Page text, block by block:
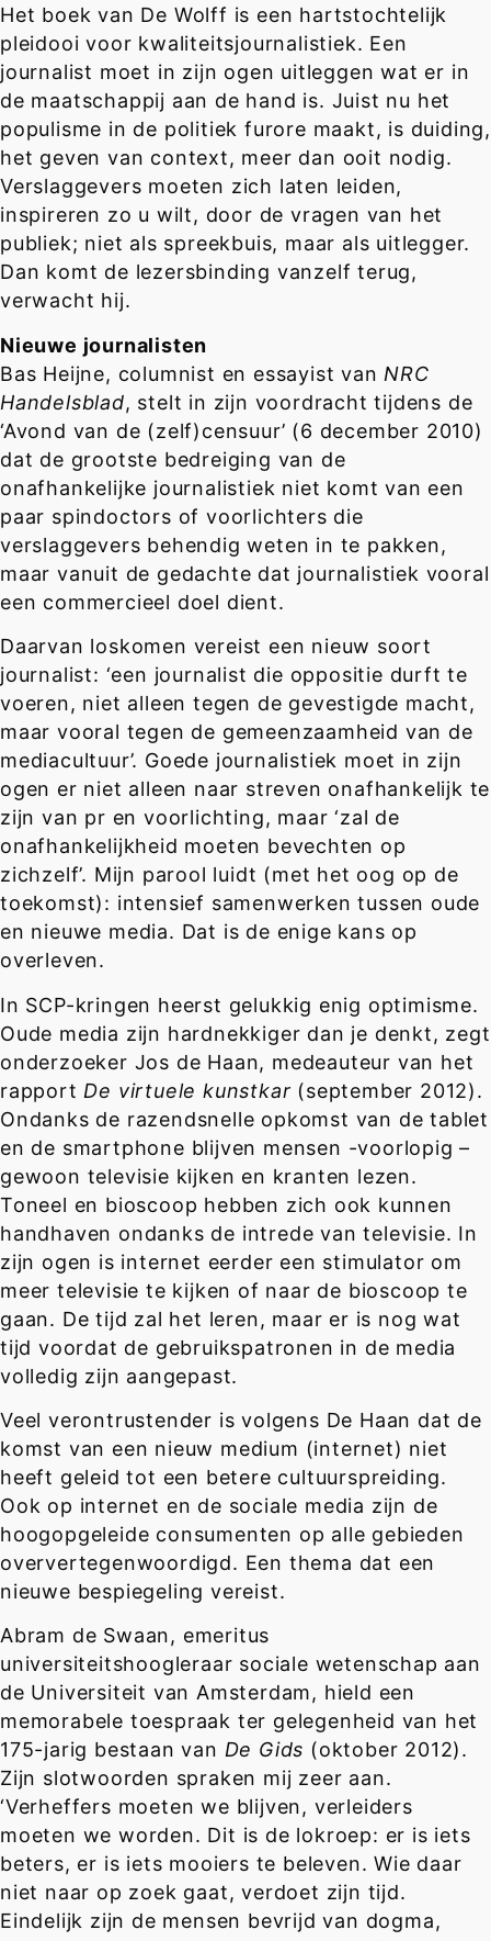
Het boek van De Wolff is een hartstochtelijk
pleidooi voor kwaliteitsjournalistiek. Een
journalist moet in zijn ogen uitleggen wat er in
de maatschappij aan de hand is. Juist nu het
populisme in de politiek furore maakt, is duiding,
het geven van context, meer dan ooit nodig.
Verslaggevers moeten zich laten leiden,
inspireren zo u wilt, door de vragen van het
publiek; niet als spreekbuis, maar als uitlegger.
Dan komt de lezersbinding vanzelf terug,
verwacht hij.
Nieuwe journalisten
Bas Heijne, columnist en essayist van NRC
Handelsblad, stelt in zijn voordracht tijdens de
‘Avond van de (zelf)censuur’ (6 december 2010)
dat de grootste bedreiging van de
onafhankelijke journalistiek niet komt van een
paar spindoctors of voorlichters die
verslaggevers behendig weten in te pakken,
maar vanuit de gedachte dat journalistiek vooral
een commercieel doel dient.
Daarvan loskomen vereist een nieuw soort
journalist: ‘een journalist die oppositie durft te
voeren, niet alleen tegen de gevestigde macht,
maar vooral tegen de gemeenzaamheid van de
mediacultuur’. Goede journalistiek moet in zijn
ogen er niet alleen naar streven onafhankelijk te
zijn van pr en voorlichting, maar ‘zal de
onafhankelijkheid moeten bevechten op
zichzelf’. Mijn parool luidt (met het oog op de
toekomst): intensief samenwerken tussen oude
en nieuwe media. Dat is de enige kans op
overleven.
In SCP-kringen heerst gelukkig enig optimisme.
Oude media zijn hardnekkiger dan je denkt, zegt
onderzoeker Jos de Haan, medeauteur van het
rapport De virtuele kunstkar (september 2012).
Ondanks de razendsnelle opkomst van de tablet
en de smartphone blijven mensen -voorlopig –
gewoon televisie kijken en kranten lezen.
Toneel en bioscoop hebben zich ook kunnen
handhaven ondanks de intrede van televisie. In
zijn ogen is internet eerder een stimulator om
meer televisie te kijken of naar de bioscoop te
gaan. De tijd zal het leren, maar er is nog wat
tijd voordat de gebruikspatronen in de media
volledig zijn aangepast.
Veel verontrustender is volgens De Haan dat de
komst van een nieuw medium (internet) niet
heeft geleid tot een betere cultuurspreiding.
Ook op internet en de sociale media zijn de
hoogopgeleide consumenten op alle gebieden
oververtegenwoordigd. Een thema dat een
nieuwe bespiegeling vereist.
Abram de Swaan, emeritus
universiteitshoogleraar sociale wetenschap aan
de Universiteit van Amsterdam, hield een
memorabele toespraak ter gelegenheid van het
175-jarig bestaan van De Gids (oktober 2012).
Zijn slotwoorden spraken mij zeer aan.
‘Verheffers moeten we blijven, verleiders
moeten we worden. Dit is de lokroep: er is iets
beters, er is iets mooiers te beleven. Wie daar
niet naar op zoek gaat, verdoet zijn tijd.
Eindelijk zijn de mensen bevrijd van dogma,